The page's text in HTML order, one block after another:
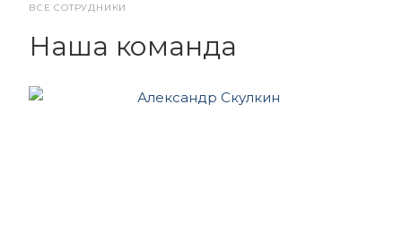
ВСЕ СОТРУДНИКИ
Наша команда